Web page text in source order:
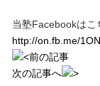
当塾Facebookはこ
http://on.fb.me/
前の記事
次の記事へ